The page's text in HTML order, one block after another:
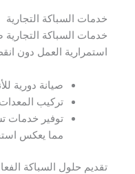
خدمات السباكة التجارية
خدمات السباكة
استمرارية العمل دون
صيانة دورية
تركيب
توفير خدمات
مما يعكس
تقديم حلول السباكة